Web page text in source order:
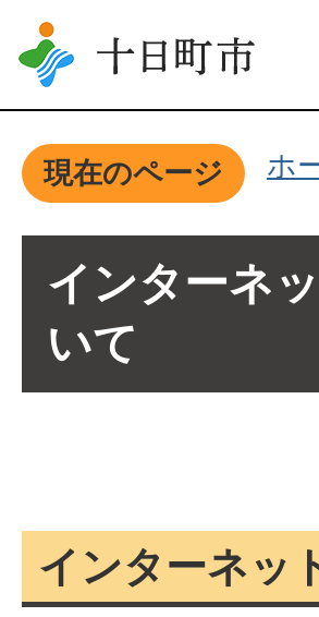
現在のページ ホ
インターネ
いて
インターネッ